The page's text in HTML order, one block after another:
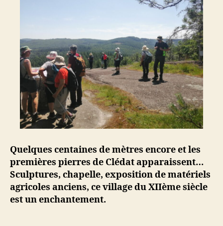
Quelques centaines de mètres encore et les
premières pierres de Clédat apparaissent…
Sculptures, chapelle, exposition de matériels
agricoles anciens, ce village du XIIème siècle
est un enchantement.